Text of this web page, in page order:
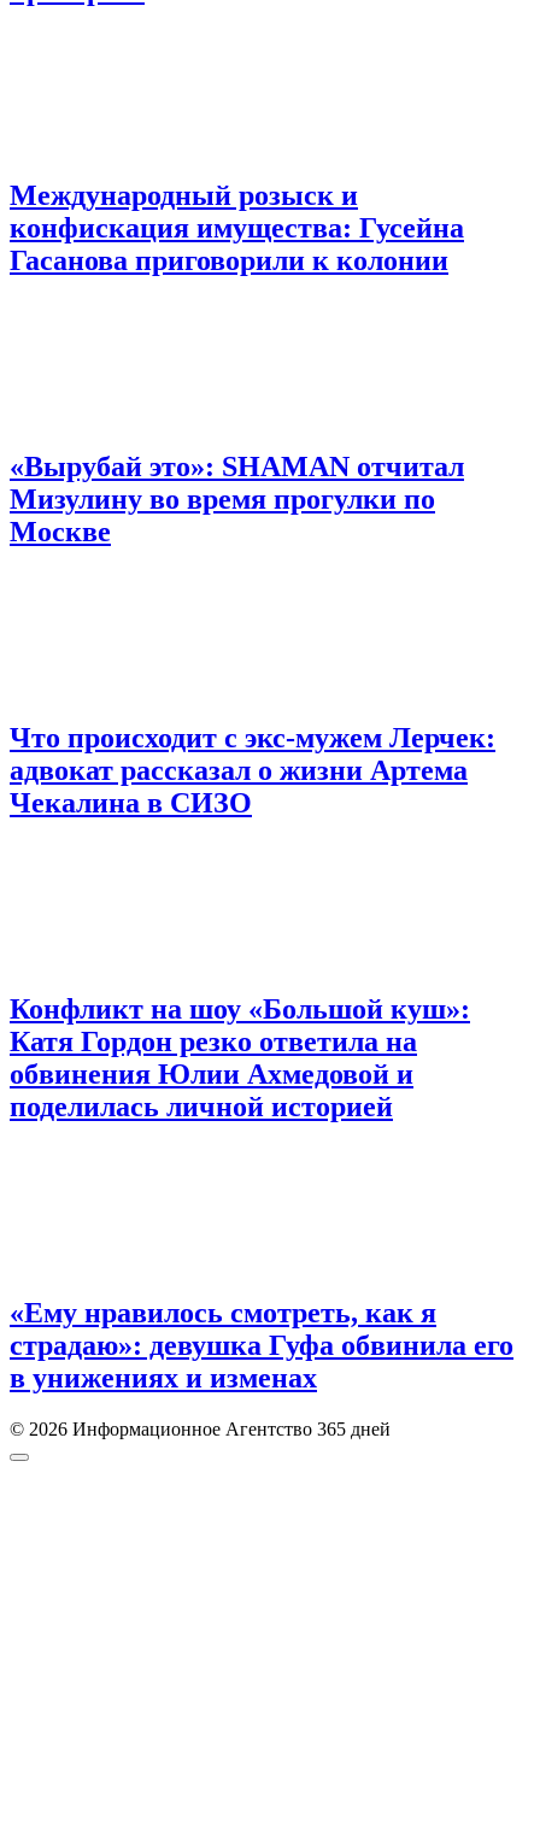
Международный розыск и
конфискация имущества: Гусейна
Гасанова приговорили к колонии
«Вырубай это»: SHAMAN отчитал
Мизулину во время прогулки по
Москве
Что происходит с экс-мужем Лерчек:
адвокат рассказал о жизни Артема
Чекалина в СИЗО
Конфликт на шоу «Большой куш»:
Катя Гордон резко ответила на
обвинения Юлии Ахмедовой и
поделилась личной историей
«Ему нравилось смотреть, как я
страдаю»: девушка Гуфа обвинила его
в унижениях и изменах
© 2026 Информационное Агентство 365 дней